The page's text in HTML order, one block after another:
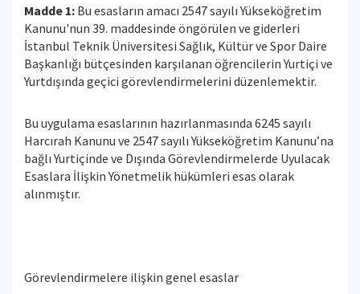
Madde 1: Bu esasların amacı 2547 sayılı Yükseköğretim
Kanunu'nun 39. maddesinde öngörülen ve giderleri
İstanbul Teknik Üniversitesi Sağlık, Kültür ve Spor Daire
Başkanlığı bütçesinden karşılanan öğrencilerin Yurtiçi ve
Yurtdışında geçici görevlendirmelerini düzenlemektir.
Bu uygulama esaslarının hazırlanmasında 6245 sayılı
Harcırah Kanunu ve 2547 sayılı Yükseköğretim Kanunu’na
bağlı Yurtiçinde ve Dışında Görevlendirmelerde Uyulacak
Esaslara İlişkin Yönetmelik hükümleri esas olarak
alınmıştır.
Görevlendirmelere ilişkin genel esaslar